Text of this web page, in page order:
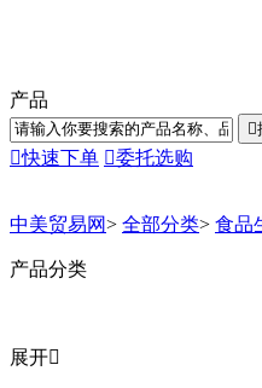
产品

快速下单 委托选购
中美贸易网> 全部分类> 食品
产品分类
展开